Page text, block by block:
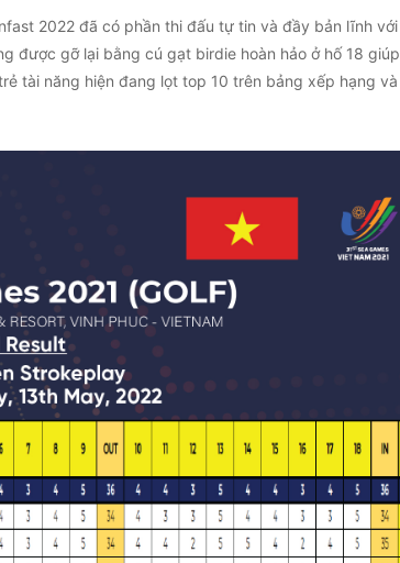
2022 đã có phần thi đấu tự tin và đầy bản lĩnh
được gỡ lại bằng cú gạt birdie hoàn hảo ở hố 18
tài năng hiện đang lọt top 10 trên bảng xếp hạng